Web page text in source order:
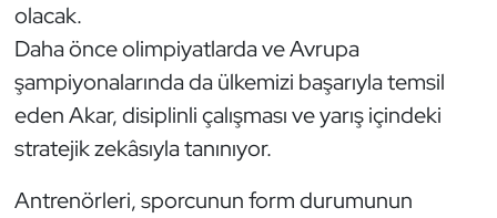
olacak.
Daha önce olimpiyatlarda ve Avrupa
şampiyonalarında da ülkemizi başarıyla temsil
eden Akar, disiplinli çalışması ve yarış içindeki
stratejik zekâsıyla tanınıyor.
Antrenörleri, sporcunun form durumunun
İşitme Engelli Sporcular
Judo ve Kuraş
Kano ve Rafting
Karate